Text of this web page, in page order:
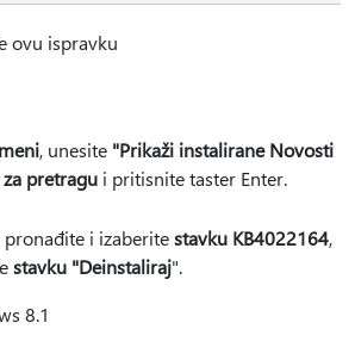
ovu ispravku
, unesite "Prikaži instalirane Novosti
pretragu i pritisnite taster Enter.
i izaberitestavku KB4022164,
stavku "Deinstaliraj".
8.1